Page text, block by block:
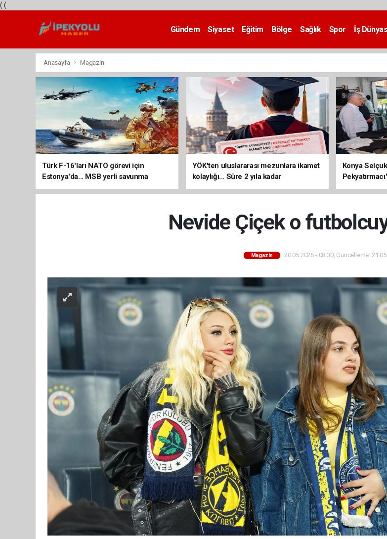
( (
Gündem Siyaset Eğitim Bölge Sağlık Spor İş
Anasayfa Magazin
Türk F-16'ları NATO görevi için
Estonya'da... MSB yerli savunma
sistemleriyle güçleniyor
YÖK'ten uluslararası mezunlara ikamet
kolaylığı... Süre 2 yıla kadar
uzatılabilecek
Konya
Nevide Çiçek o
Magazin 20.05.2026 - 08:30, Güncelleme: